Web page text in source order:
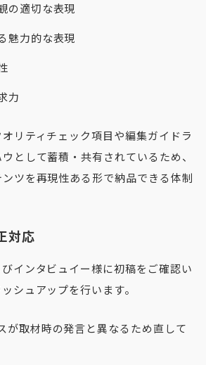
の適切な表現
魅力的な表現
力
リティチェック項目や編集ガイドラ
として蓄積・共有されているため、
ツを再現性ある形で納品できる体制
対応
インタビュイー様に初稿をご確認い
シュアップを行います。
が取材時の発言と異なるため直して